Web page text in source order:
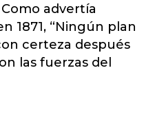
advertía
1871, “Ningún plan
certeza después
las fuerzas del